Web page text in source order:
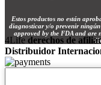
Estos productos no están
diagnosticar y/o prevenir
approved by the FDA and are
4Life derechos de
Distribuidor